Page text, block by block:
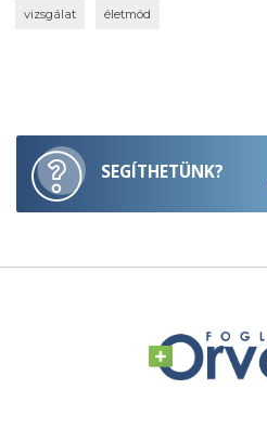
vizsgálat életmód
SEGÍTHETÜNK?